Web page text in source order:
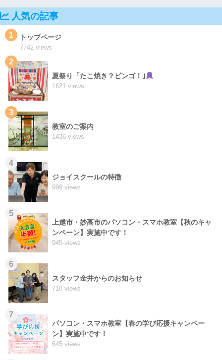
人気の記事
1 トップページ
7742 views
2
夏祭り「たこ焼き？ビンゴ！｣
1621 views
3
教室のご案内
1436 views
4
ジョイスクールの特徴
999 views
5
上越市・妙高市のパソコン・スマホ教室【秋のキャ
ンペーン】実施中です！
945 views
6
スタッフ金井からのお知らせ
710 views
7
パソコン・スマホ教室【春の学び応援キャンペー
ン】実施中です！
645 views